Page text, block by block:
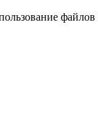
файлов